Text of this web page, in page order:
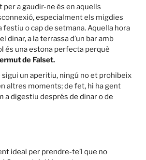
per a gaudir-ne és en aquells
especialment els migdies
festiu o cap de setmana. Aquella hora
dinar, a la terrassa d’un bar amb
és una estona perfecta perquè
de Falset.
sigui un aperitiu, ningú no et prohibeix
altres moments; de fet, hi ha gent
a digestiu després de dinar o de
ideal per prendre-te’l que no